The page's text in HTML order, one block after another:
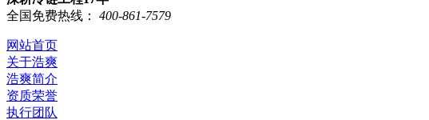
全国免费热线：
400-861-7579
网站首页
关于浩爽
浩爽简介
资质荣誉
执行团队